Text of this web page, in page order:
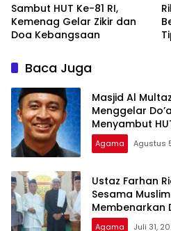
Sambut HUT Ke-81 RI,
Kemenag Gelar Zikir dan
Doa Kebangsaan
Baca Juga
Masjid Al
Menggelar
Menyambut
Pembicara
Agama Agustus
Ustaz Farhan
Sesama
Membenarkan
Agama Juli 31,